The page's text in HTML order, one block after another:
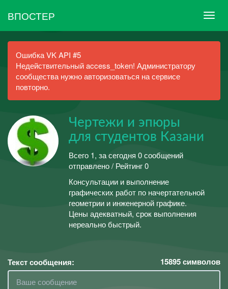
ВПОСТЕР
Ошибка VK API #5
Недействительный access_token! Администратору
сообщества нужно авторизоваться на сервисе
повторно.
Чертежи и эпюры
для студентов Казани
Всего 1, за сегодня 0 сообщений
отправлено / Рейтинг 0
Консультации и выполнение
графических работ по начертательной
геометрии и инженерной графике.
Цены адекватный, срок выполнения
нереально быстрый.
Текст сообщения: 15895символов